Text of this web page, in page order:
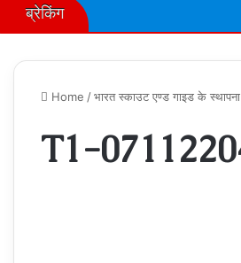
ब्रेकिंग
Home /भारत स्काउट एण्ड गाइड के
T1-